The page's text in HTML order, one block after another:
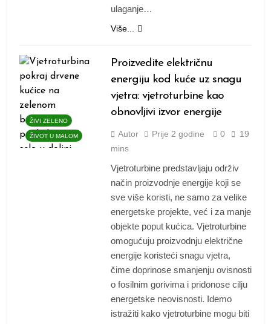
ulaganje…
Više...
ŽIVI ZELENO
ŽIVOT U MALOM
Proizvedite električnu
energiju kod kuće uz snagu
vjetra: vjetroturbine kao
obnovljivi izvor energije
Autor Prije 2 godine 0
19
mins
Vjetroturbine predstavljaju održiv
način proizvodnje energije koji se
sve više koristi, ne samo za velike
energetske projekte, već i za manje
objekte poput kućica. Vjetroturbine
omogućuju proizvodnju električne
energije koristeći snagu vjetra,
čime doprinose smanjenju ovisnosti
o fosilnim gorivima i pridonose cilju
energetske neovisnosti. Idemo
istražiti kako vjetroturbine mogu biti